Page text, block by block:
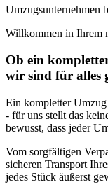
Umzugsunternehmen
Willkommen in Ihrem
Ob ein
wir sind für alles
Ein kompletter
- für uns stellt das
bewusst, dass jeder
Vom sorgfältigen
sicheren Transport
jedes Stück äußerst